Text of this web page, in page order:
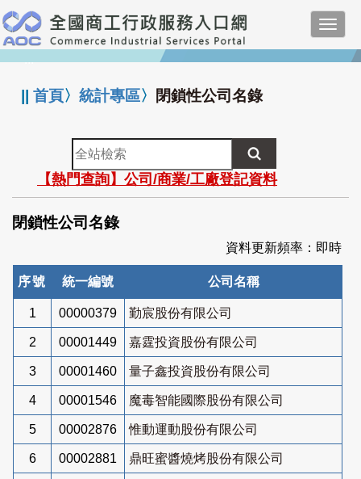
跳
到
主
要
:::
||首頁〉統計專區〉 閉鎖性公司名錄
全
站
檢
索
【熱門查詢】公司/商業/工廠登記資料
閉鎖性公司名錄
資料更新頻率：即時
序號 統一編號 公司名稱
1 00000379 勤宸股份有限公司
2 00001449 嘉霆投資股份有限公司
3 00001460 量子鑫投資股份有限公司
4 00001546 魔毒智能國際股份有限公司
5 00002876 惟動運動股份有限公司
6 00002881 鼎旺蜜醬燒烤股份有限公司